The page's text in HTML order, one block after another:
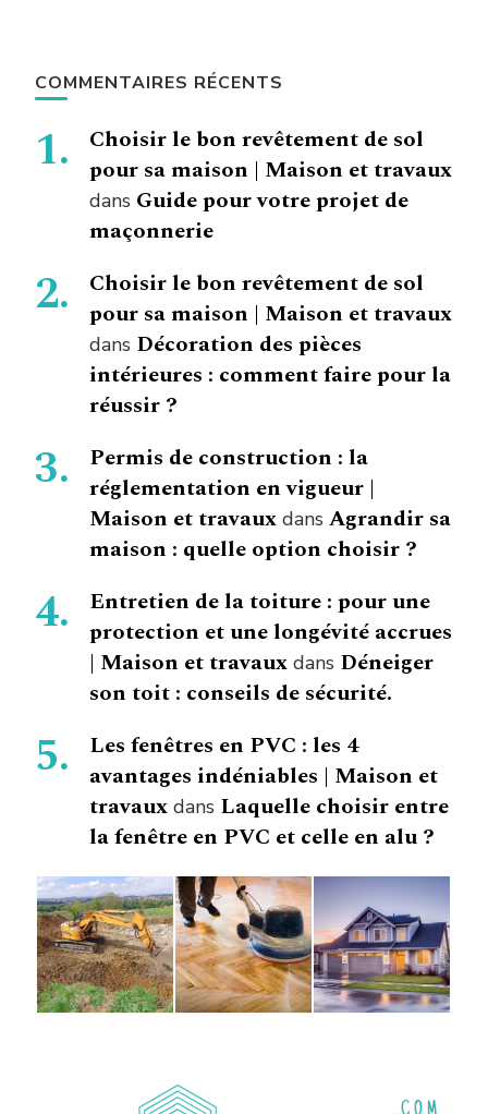
COMMENTAIRES RÉCENTS
Choisir le bon revêtement de sol
pour sa maison | Maison et travaux
dans Guide pour votre projet de
maçonnerie
Choisir le bon revêtement de sol
pour sa maison | Maison et travaux
dans Décoration des pièces
intérieures : comment faire pour la
réussir ?
Permis de construction : la
réglementation en vigueur |
Maison et travaux dans Agrandir sa
maison : quelle option choisir ?
Entretien de la toiture : pour une
protection et une longévité accrues
| Maison et travaux dans Déneiger
son toit : conseils de sécurité.
Les fenêtres en PVC : les 4
avantages indéniables | Maison et
travaux dans Laquelle choisir entre
la fenêtre en PVC et celle en alu ?